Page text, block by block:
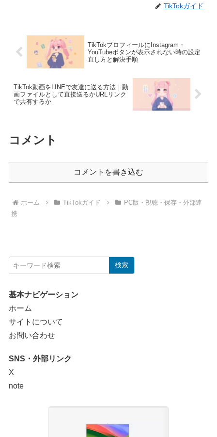
TikTokガイド
TikTokプロフィールにInstagram・
YouTubeボタンが表示されない時の設定
直し方と解決手順
TikTok動画をLINEで友達に送る方法｜動
画ファイルとして直接送るかURLリンク
で共有するか
コメント
コメントを書き込む
ホーム TikTokガイド
PC版・視聴・保存・外部連
携
検索
基本ナビゲーション
ホーム
サイトについて
お問い合わせ
SNS・外部リンク
X
note